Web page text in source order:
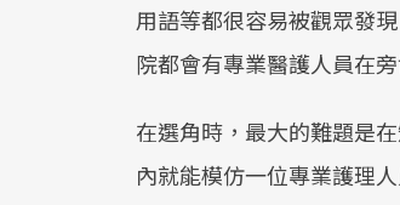
用語等都很容易被觀眾發
院都會有專業醫護人員在
在選角時，最大的難題是
內就能模仿一位專業護理